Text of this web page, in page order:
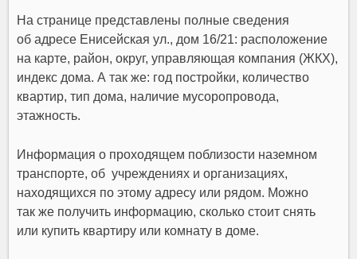
На странице представлены полные сведения
об адресе Енисейская ул., дом 16/21: расположение
на карте, район, округ, управляющая компания (ЖКХ),
индекс дома. А так же: год постройки, количество
квартир, тип дома, наличие мусоропровода,
этажность.
Информация о проходящем поблизости наземном
транспорте, об учреждениях и организациях,
находящихся по этому адресу или рядом. Можно
так же получить информацию, сколько стоит снять
или купить квартиру или комнату в доме.